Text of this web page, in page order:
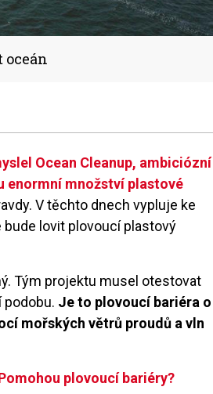
oceán
Ocean Cleanup, ambiciózní
enormní množství plastové
V těchto dnech vypluje ke
lovit plovoucí plastový
Tým projektu musel otestovat
podobu. Je to plovoucí bariéra o
mořských větrů proudů a vln
plovoucí bariéry?